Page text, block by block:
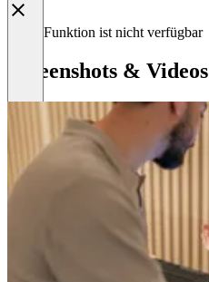
Diese Funktion ist nicht verfügbar
Screenshots & Videos